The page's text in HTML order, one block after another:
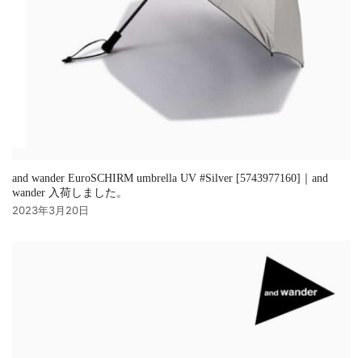
and wander EuroSCHIRM umbrella UV #Silver [5743977160]｜and
wander 入荷しました。
2023年3月20日